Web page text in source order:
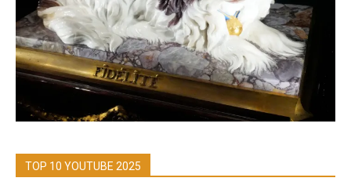
TOP 10 YOUTUBE 2025